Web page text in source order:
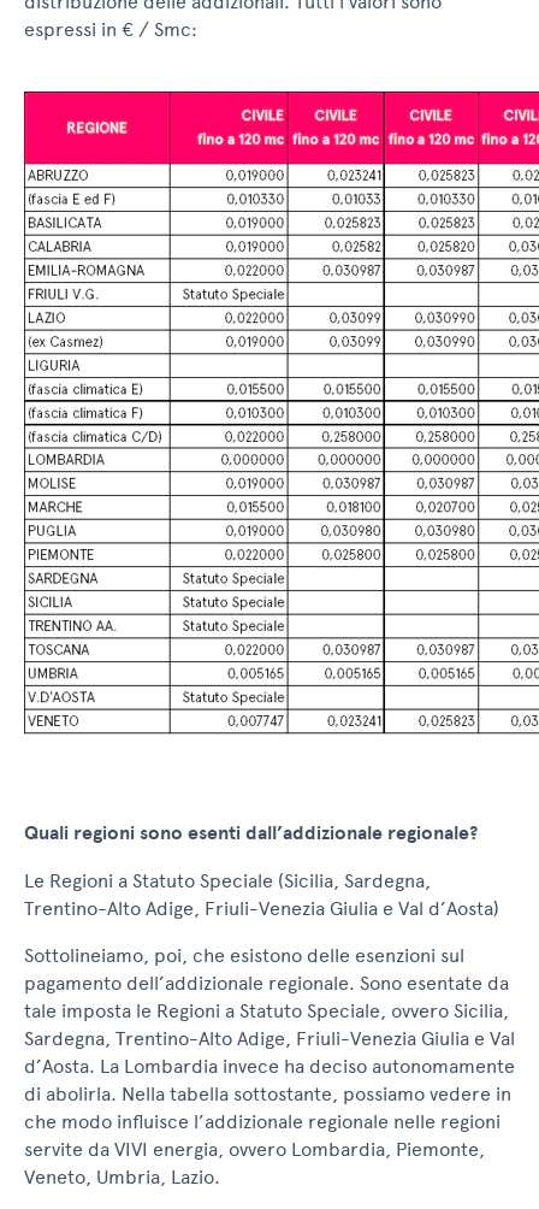
espressi in € / Smc:
Quali regioni sono esenti dall’addizionale regionale?
Le Regioni a Statuto Speciale (Sicilia, Sardegna,
Trentino-Alto Adige, Friuli-Venezia Giulia e Val d’Aosta)
Sottolineiamo, poi, che esistono delle esenzioni sul
pagamento dell’addizionale regionale. Sono esentate da
tale imposta le Regioni a Statuto Speciale, ovvero Sicilia,
Sardegna, Trentino-Alto Adige, Friuli-Venezia Giulia e Val
d’Aosta. La Lombardia invece ha deciso autonomamente
di abolirla. Nella tabella sottostante, possiamo vedere in
che modo influisce l’addizionale regionale nelle regioni
servite da VIVI energia, ovvero Lombardia, Piemonte,
Veneto, Umbria, Lazio.